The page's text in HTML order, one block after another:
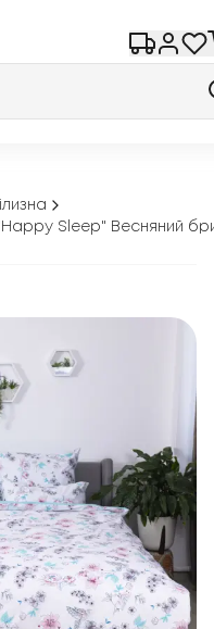
"Happy Sleep" Весняний